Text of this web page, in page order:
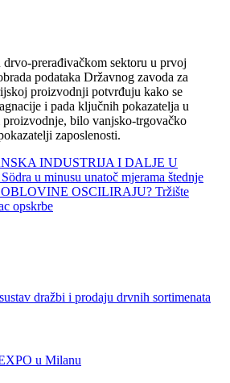
drvo-prerađivačkom sektoru u prvoj
podataka Državnog zavoda za
proizvodnji potvrđuju kako se
i pada ključnih pokazatelja u
bilo vanjsko-trgovačko
zaposlenosti.
INDUSTRIJA I DALJE U
u minusu unatoč mjerama štednje
OSCILIRAJU? Tržište
opskrbe
dražbi i prodaju drvnih sortimenata
u Milanu